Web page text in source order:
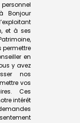
Bonjour
et à ses
permettre
en
y avez
nos
vos
Ces
intérêt